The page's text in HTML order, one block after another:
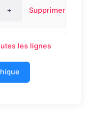
+ Supprimer
les lignes